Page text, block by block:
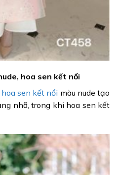
hoa sen kết nổi
sen kết nổi màu nude tạo
nhã, trong khi hoa sen kết